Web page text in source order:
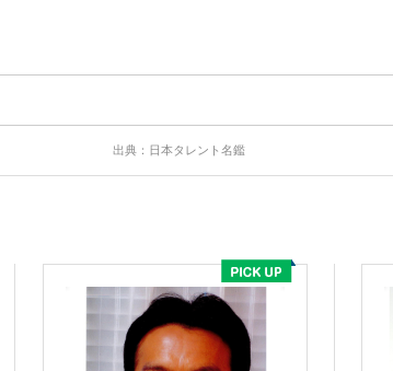
出典：日本タレント名鑑